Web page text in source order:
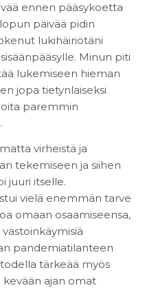
ennen pääsykoetta
päivää pidin
lukihäiriötäni
Minun piti
lukemiseen hieman
jopa tietynlaiseksi
paremmin
virheistä ja
tekemiseen ja siihen
juuri itselle.
vielä enemmän tarve
omaan osaamiseensa,
pandemiatilanteen
tärkeää myös
kevään ajan omat